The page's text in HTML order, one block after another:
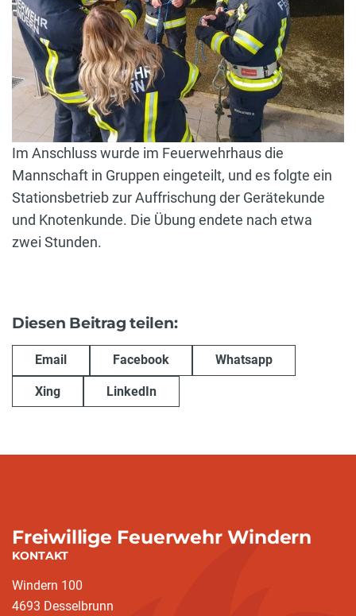
Im Anschluss wurde im Feuerwehrhaus die
Mannschaft in Gruppen eingeteilt, und es folgte ein
Stationsbetrieb zur Auffrischung der Gerätekunde
und Knotenkunde. Die Übung endete nach etwa
zwei Stunden.
Diesen Beitrag teilen:
Email Facebook Whatsapp
Xing LinkedIn
Freiwillige Feuerwehr Windern
KONTAKT
Windern 100
4693 Desselbrunn